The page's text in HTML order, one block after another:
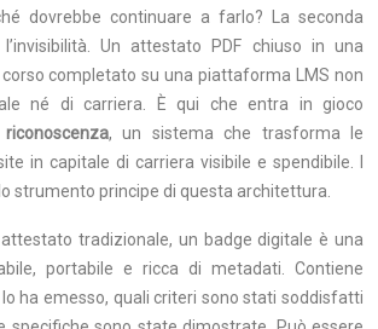
dovrebbe continuare a farlo? La seconda
Un attestato PDF chiuso in una
completato su una piattaforma LMS non
né di carriera. È qui che entra in gioco
, un sistema che trasforma le
in capitale di carriera visibile e spendibile. I
strumento principe di questa architettura.
tradizionale, un badge digitale è una
portabile e ricca di metadati. Contiene
ha emesso, quali criteri sono stati soddisfatti